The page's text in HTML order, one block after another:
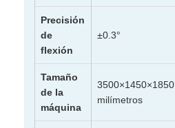
Precisión
de
flexión
±0.3°
Tamaño
de la
máquina
3500×1450×1850
milímetros